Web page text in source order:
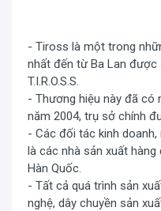
- Tiross là một trong
nhất đến từ Ba Lan được
T.I.R.O.S.S.
- Thương hiệu này đã
năm 2004, trụ sở chính
- Các đối tác kinh
là các nhà sản xuất hàng
Hàn Quốc.
- Tất cả quá trình sản
nghệ, dây chuyền sản